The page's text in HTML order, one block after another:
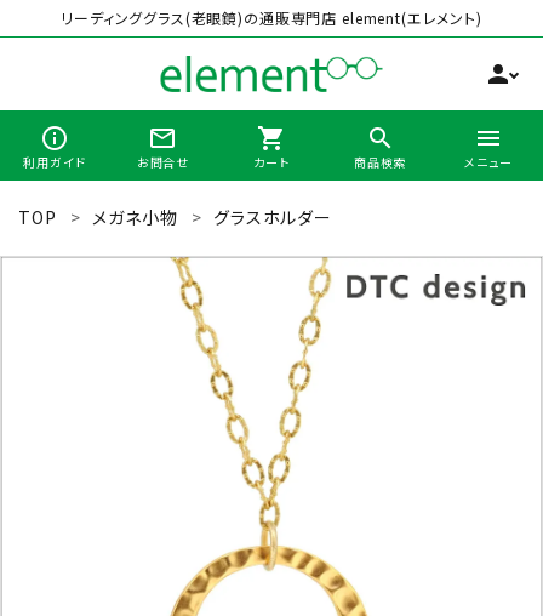
リーディンググラス(老眼鏡)の通販専門店 element(エレメント)
person
info_outline
利用ガイド
mail_outline
お問合せ
shopping_cart
カート
search
商品検索
menu
メニュー
search
最近チェックした商品
TOP メガネ小物 グラスホルダー